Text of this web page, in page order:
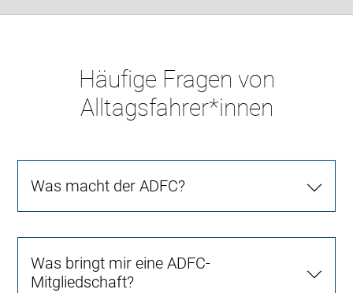
Häufige Fragen von
Alltagsfahrer*innen
Was macht der ADFC?
Was bringt mir eine ADFC-
Mitgliedschaft?